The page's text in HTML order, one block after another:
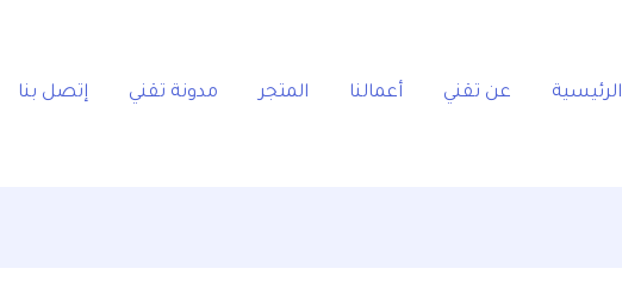
الرئيسية عن تقني أعمالنا المتجر مدونة تقني إتصل بنا